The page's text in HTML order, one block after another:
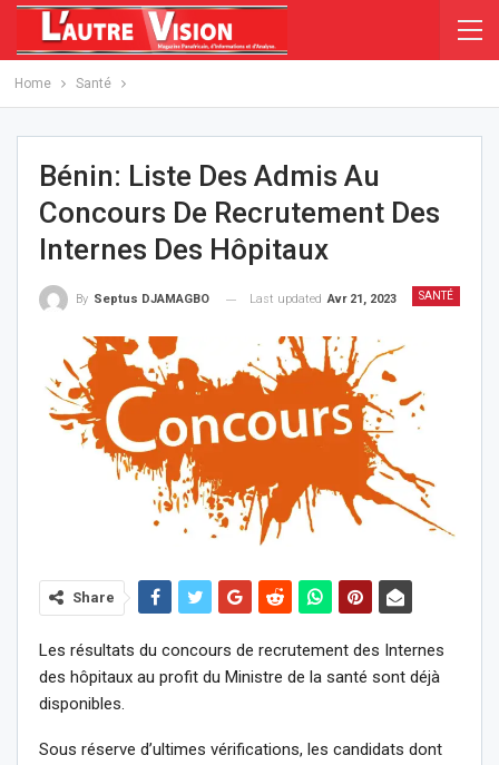
Home Santé
Bénin: Liste Des Admis Au
Concours De Recrutement Des
Internes Des Hôpitaux
SANTÉ
By Septus DJAMAGBO Last updated Avr 21, 2023
Share
Les résultats du concours de recrutement des Internes
des hôpitaux au profit du Ministre de la santé sont déjà
disponibles.
Sous réserve d’ultimes vérifications, les candidats dont